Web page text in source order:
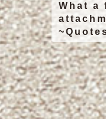
What a